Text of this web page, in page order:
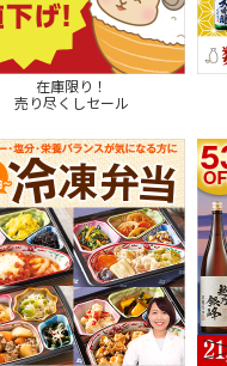
在庫限り！
売り尽くしセール